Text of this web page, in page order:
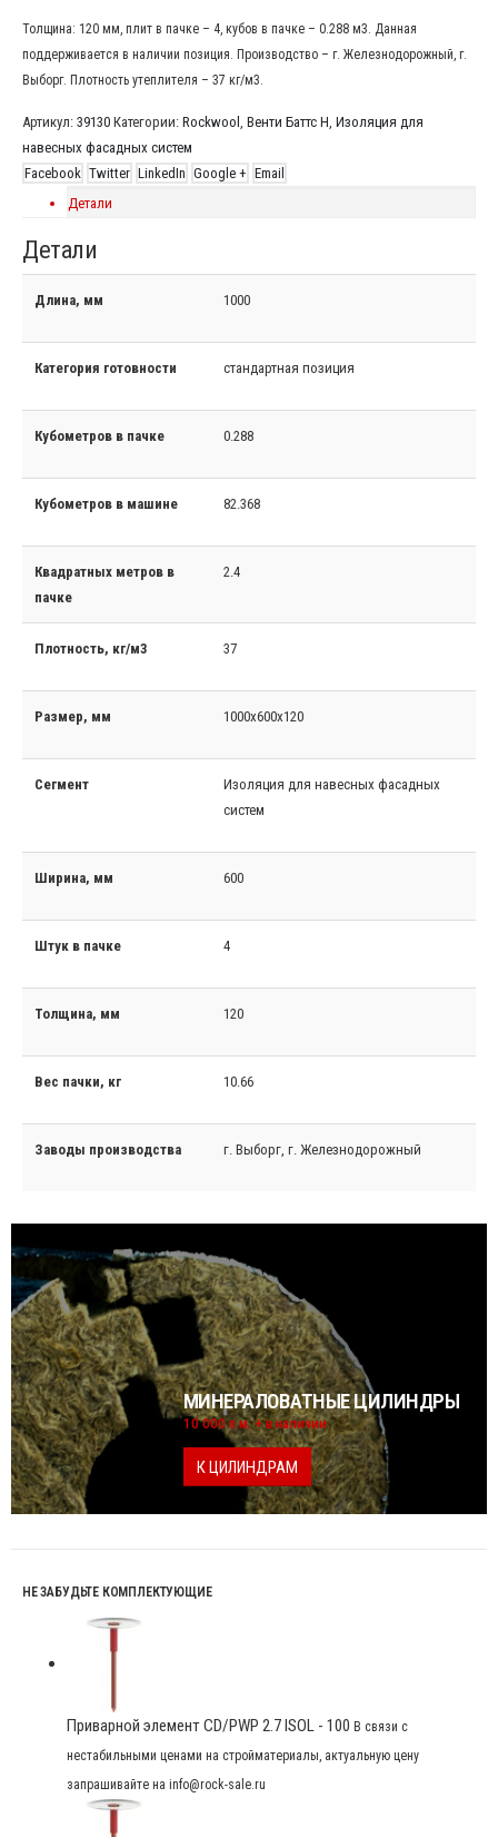
Толщина: 120 мм, плит в пачке – 4, кубов в пачке – 0.288 м3. Данная
поддерживается в наличии позиция. Производство – г. Железнодорожный, г.
Выборг. Плотность утеплителя – 37 кг/м3.
Артикул: 39130 Категории: Rockwool , Венти Баттс Н, Изоляция для
навесных фасадных систем
Facebook Twitter LinkedIn Google + Email
Детали
Детали
Длина, мм 1000
Категория готовности стандартная позиция
Кубометров в пачке 0.288
Кубометров в машине 82.368
Квадратных метров в
пачке
2.4
Плотность, кг/м3 37
Размер, мм 1000x600x120
Сегмент
Изоляция для навесных фасадных
систем
Ширина, мм 600
Штук в пачке 4
Толщина, мм 120
Вес пачки, кг 10.66
Заводы производства г. Выборг, г. Железнодорожный
МИНЕРАЛОВАТНЫЕ ЦИЛИНДРЫ
10 000 п.м. + в наличии
К ЦИЛИНДРАМ
НЕ ЗАБУДЬТЕ КОМПЛЕКТУЮЩИЕ
Приварной элемент CD/PWP 2.7 ISOL - 100 В связи с
нестабильными ценами на стройматериалы, актуальную цену
запрашивайте на info@rock-sale.ru